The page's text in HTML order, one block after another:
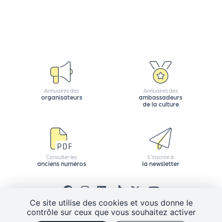
Ce site utilise des cookies et vous donne le
contrôle sur ceux que vous souhaitez activer
Annuaires des
organisateurs
Annuaires des
ambassadeurs
de la culture
Consulter les
anciens numéros
S'inscrire à
la newsletter